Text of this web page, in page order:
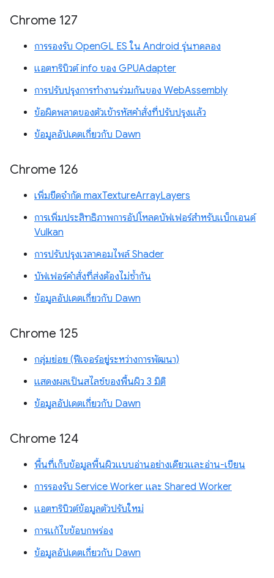
Chrome 127
การรองรับ OpenGL ES ใน Android รุ่นทดลอง
แอตทริบิวต์ info ของ GPUAdapter
การปรับปรุงการทำงานร่วมกันของ WebAssembly
ข้อผิดพลาดของตัวเข้ารหัสคำสั่งที่ปรับปรุงแล้ว
ข้อมูลอัปเดตเกี่ยวกับ Dawn
Chrome 126
เพิ่มขีดจำกัด maxTextureArrayLayers
การเพิ่มประสิทธิภาพการอัปโหลดบัฟเฟอร์สำหรับแบ็กเอนด์
Vulkan
การปรับปรุงเวลาคอมไพล์ Shader
บัฟเฟอร์คำสั่งที่ส่งต้องไม่ซ้ำกัน
ข้อมูลอัปเดตเกี่ยวกับ Dawn
Chrome 125
กลุ่มย่อย (ฟีเจอร์อยู่ระหว่างการพัฒนา)
แสดงผลเป็นสไลซ์ของพื้นผิว 3 มิติ
ข้อมูลอัปเดตเกี่ยวกับ Dawn
Chrome 124
พื้นที่เก็บข้อมูลพื้นผิวแบบอ่านอย่างเดียวและอ่าน-เขียน
การรองรับ Service Worker และ Shared Worker
แอตทริบิวต์ข้อมูลตัวปรับใหม่
การแก้ไขข้อบกพร่อง
ข้อมูลอัปเดตเกี่ยวกับ Dawn